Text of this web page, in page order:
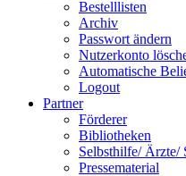
Bestelllisten
Archiv
Passwort ändern
Nutzerkonto
Automatische
Logout
Partner
Förderer
Bibliotheken
Selbsthilfe/ Ärzte/
Pressematerial